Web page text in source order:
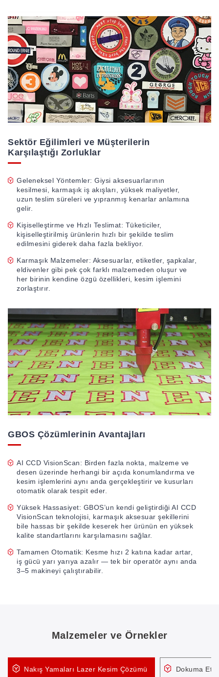
Sektör Eğilimleri ve Müşterilerin
Karşılaştığı Zorluklar
Geleneksel Yöntemler: Giysi aksesuarlarının
kesilmesi, karmaşık iş akışları, yüksek maliyetler,
uzun teslim süreleri ve yıpranmış kenarlar anlamına
gelir.
Kişiselleştirme ve Hızlı Teslimat: Tüketiciler,
kişiselleştirilmiş ürünlerin hızlı bir şekilde teslim
edilmesini giderek daha fazla bekliyor.
Karmaşık Malzemeler: Aksesuarlar, etiketler, şapkalar,
eldivenler gibi pek çok farklı malzemeden oluşur ve
her birinin kendine özgü özellikleri, kesim işlemini
zorlaştırır.
GBOS Çözümlerinin Avantajları
AI CCD VisionScan: Birden fazla nokta, malzeme ve
desen üzerinde herhangi bir açıda konumlandırma ve
kesim işlemlerini aynı anda gerçekleştirir ve kusurları
otomatik olarak tespit eder.
Yüksek Hassasiyet: GBOS’un kendi geliştirdiği AI CCD
VisionScan teknolojisi, karmaşık aksesuar şekillerini
bile hassas bir şekilde keserek her ürünün en yüksek
kalite standartlarını karşılamasını sağlar.
Tamamen Otomatik: Kesme hızı 2 katına kadar artar,
iş gücü yarı yarıya azalır — tek bir operatör aynı anda
3–5 makineyi çalıştırabilir.
Malzemeler ve Örnekler
Nakış Yamaları Lazer Kesim Çözümü Dokuma